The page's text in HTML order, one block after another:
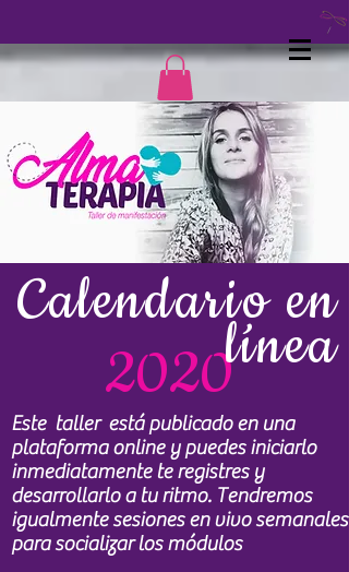
2020
Calendario en
línea
Este taller está publicado en una
plataforma online y puedes iniciarlo
inmediatamente te registres y
desarrollarlo a tu ritmo. Tendremos
igualmente sesiones en vivo semanales
para socializar los módulos